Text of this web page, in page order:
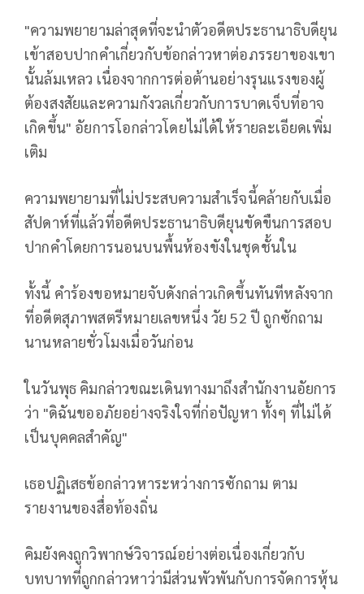
"ความพยายามล่าสุดที่จะนำตัวอดีตประธานาธิบดียุน
เข้าสอบปากคำเกี่ยวกับข้อกล่าวหาต่อภรรยาของเขา
นั้นล้มเหลว เนื่องจากการต่อต้านอย่างรุนแรงของผู้
ต้องสงสัยและความกังวลเกี่ยวกับการบาดเจ็บที่อาจ
เกิดขึ้น" อัยการโอกล่าวโดยไม่ได้ให้รายละเอียดเพิ่ม
เติม
ความพยายามที่ไม่ประสบความสำเร็จนี้คล้ายกับเมื่อ
สัปดาห์ที่แล้วที่อดีตประธานาธิบดียุนขัดขืนการสอบ
ปากคำโดยการนอนบนพื้นห้องขังในชุดชั้นใน
ทั้งนี้ คำร้องขอหมายจับดังกล่าวเกิดขึ้นทันทีหลังจาก
ที่อดีตสุภาพสตรีหมายเลขหนึ่ง วัย 52 ปี ถูกซักถาม
นานหลายชั่วโมงเมื่อวันก่อน
ในวันพุธ คิมกล่าวขณะเดินทางมาถึงสำนักงานอัยการ
ว่า "ดิฉันขออภัยอย่างจริงใจที่ก่อปัญหา ทั้งๆ ที่ไม่ได้
เป็นบุคคลสำคัญ"
เธอปฏิเสธข้อกล่าวหาระหว่างการซักถาม ตาม
รายงานของสื่อท้องถิ่น
คิมยังคงถูกวิพากษ์วิจารณ์อย่างต่อเนื่องเกี่ยวกับ
บทบาทที่ถูกกล่าวหาว่ามีส่วนพัวพันกับการจัดการหุ้น